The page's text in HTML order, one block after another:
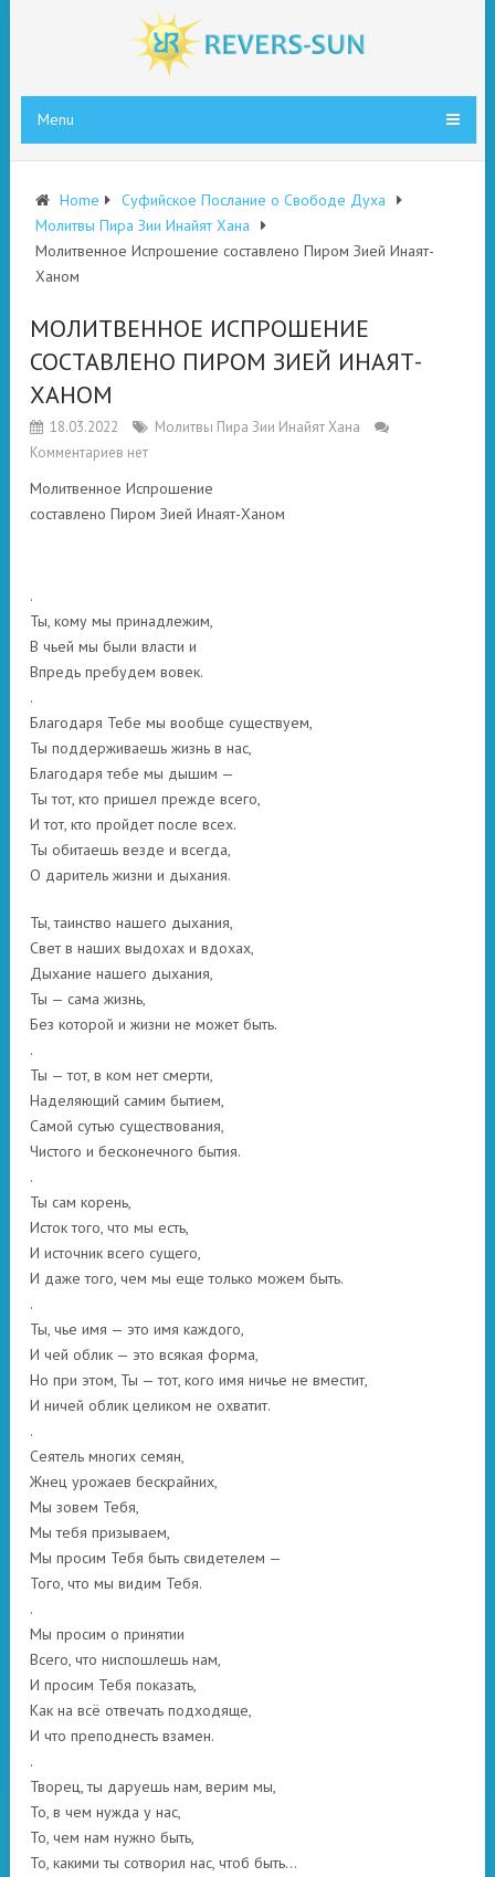
Menu
Home
Суфийское Послание о Свободе Духа
Молитвы Пира Зии Инайят Хана
Молитвенное Испрошение составлено Пиром Зией Инаят-
Ханом
МОЛИТВЕННОЕ ИСПРОШЕНИЕ
СОСТАВЛЕНО ПИРОМ ЗИЕЙ ИНАЯТ-
ХАНОМ
18.03.2022
Молитвы Пира Зии Инайят Хана
Комментариев нет
Молитвенное Испрошение
составлено Пиром Зией Инаят-Ханом
.
Ты, кому мы принадлежим,
В чьей мы были власти и
Впредь пребудем вовек.
.
Благодаря Тебе мы вообще существуем,
Ты поддерживаешь жизнь в нас,
Благодаря тебе мы дышим —
Ты тот, кто пришел прежде всего,
И тот, кто пройдет после всех.
Ты обитаешь везде и всегда,
О даритель жизни и дыхания.
Ты, таинство нашего дыхания,
Свет в наших выдохах и вдохах,
Дыхание нашего дыхания,
Ты — сама жизнь,
Без которой и жизни не может быть.
.
Ты — тот, в ком нет смерти,
Наделяющий самим бытием,
Самой сутью существования,
Чистого и бесконечного бытия.
.
Ты сам корень,
Исток того, что мы есть,
И источник всего сущего,
И даже того, чем мы еще только можем быть.
.
Ты, чье имя — это имя каждого,
И чей облик — это всякая форма,
Но при этом, Ты — тот, кого имя ничье не вместит,
И ничей облик целиком не охватит.
.
Сеятель многих семян,
Жнец урожаев бескрайних,
Мы зовем Тебя,
Мы тебя призываем,
Мы просим Тебя быть свидетелем —
Того, что мы видим Тебя.
.
Мы просим о принятии
Всего, что ниспошлешь нам,
И просим Тебя показать,
Как на всё отвечать подходяще,
И что преподнесть взамен.
.
Творец, ты даруешь нам, верим мы,
То, в чем нужда у нас,
То, чем нам нужно быть,
То, какими ты сотворил нас, чтоб быть…